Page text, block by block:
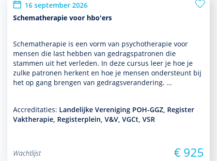
16 september 2026
Schematherapie voor hbo'ers
Schemathera­pie is een vorm van psycho­thera­pie voor
mensen die last hebben van gedragspatronen die
stammen uit het verleden. In deze cursus leer je hoe je
zulke patronen herkent en hoe je mensen onder­steunt bij
het op gang brengen van gedragsveran­de­ring. …
Accreditaties: Landelijke Vereniging POH-GGZ, Register
Vaktherapie, Registerplein, V&V, VGCt, VSR
Wachtlijst € 925